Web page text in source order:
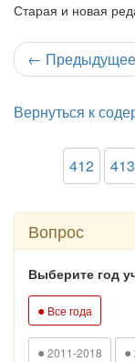
Старая и новая
← Предыдущее
Вернуться к
412 413
Вопрос
Выберите год
● Все года
● 2011-2018 ●